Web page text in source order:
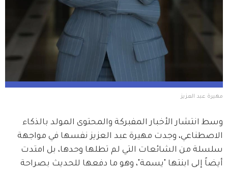
مهيرة عبد العزيز
وسط انتشار الأخبار المفبركة والمحتوى المولد بالذكاء
الاصطناعي، وجدت مهيرة عبد العزيز نفسها في مواجهة
سلسلة من الشائعات التي لم تطلها وحدها، بل امتدت
أيضاً إلى ابنتها "يسمة"، وهو ما دفعها للحديث بصراحة